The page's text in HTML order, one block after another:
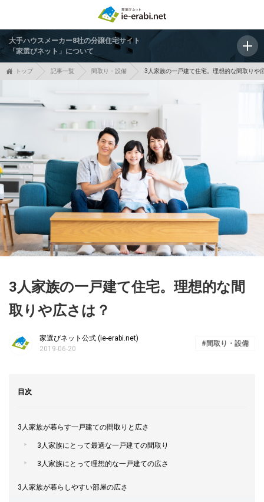
大手ハウスメーカー8社の分譲住宅サイト
「家選びネット」について
トップ 記事一覧 間取り・設備 3人家族の一戸建て住宅。理想的な間取りや
3人家族の一戸建て住宅。理想的な間
取りや広さは？
家選びネット公式 (ie-erabi.net)
2019-06-20
間取り・設備
目次
3人家族が暮らす一戸建ての間取りと広さ
3人家族にとって最適な一戸建ての間取り
3人家族にとって理想的な一戸建ての広さ
3人家族が暮らしやすい部屋の広さ